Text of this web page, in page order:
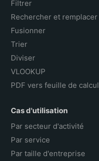
Filtrer
Rechercher et remplacer
Fusionner
Trier
Diviser
VLOOKUP
PDF vers feuille de calcul
Cas d'utilisation
Par secteur d'activité
Par service
Par taille d'entreprise